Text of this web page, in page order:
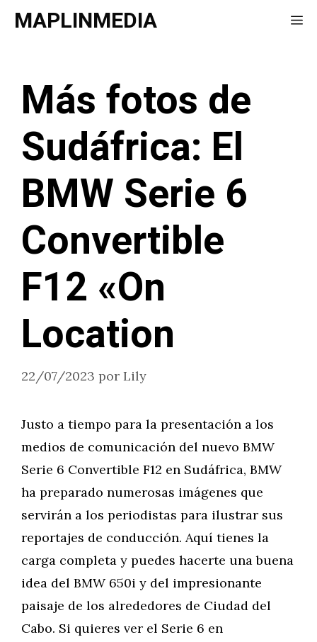
SaltarMAPLINMEDIA
Más fotos de
Sudáfrica: El
BMW Serie 6
Convertible
F12 «On
Location
22/07/2023 por Lily
Justo a tiempo para la presentación a los
medios de comunicación del nuevo BMW
Serie 6 Convertible F12 en Sudáfrica, BMW
ha preparado numerosas imágenes que
servirán a los periodistas para ilustrar sus
reportajes de conducción. Aquí tienes la
carga completa y puedes hacerte una buena
idea del BMW 650i y del impresionante
paisaje de los alrededores de Ciudad del
Cabo. Si quieres ver el Serie 6 en